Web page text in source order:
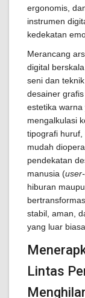
ergonomis,
instrumen
kedekatan
Merancang
digital
seni dan
desainer
estetika
mengalkulasi
tipografi
mudah
pendekatan
manusia (
hiburan
stabil, aman,
yang luar
Lintas